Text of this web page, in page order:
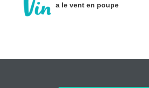
a le vent en poupe